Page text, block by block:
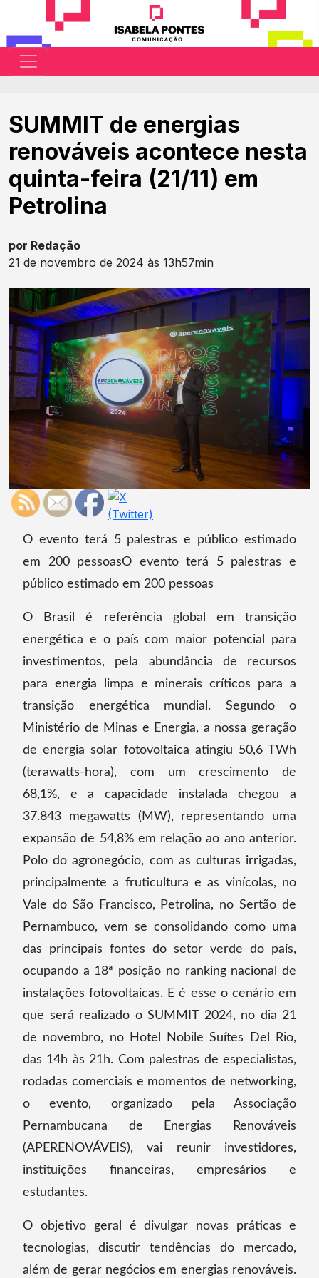
SUMMIT de energias
renováveis acontece nesta
quinta-feira (21/11) em
Petrolina
por Redação
21 de novembro de 2024 às 13h57min
O evento terá 5 palestras e público estimado
em 200 pessoasO evento terá 5 palestras e
público estimado em 200 pessoas
O Brasil é referência global em transição
energética e o país com maior potencial para
investimentos, pela abundância de recursos
para energia limpa e minerais críticos para a
transição energética mundial. Segundo o
Ministério de Minas e Energia, a nossa geração
de energia solar fotovoltaica atingiu 50,6 TWh
(terawatts-hora), com um crescimento de
68,1%, e a capacidade instalada chegou a
37.843 megawatts (MW), representando uma
expansão de 54,8% em relação ao ano anterior.
Polo do agronegócio, com as culturas irrigadas,
principalmente a fruticultura e as vinícolas, no
Vale do São Francisco, Petrolina, no Sertão de
Pernambuco, vem se consolidando como uma
das principais fontes do setor verde do país,
ocupando a 18ª posição no ranking nacional de
instalações fotovoltaicas. E é esse o cenário em
que será realizado o SUMMIT 2024, no dia 21
de novembro, no Hotel Nobile Suítes Del Rio,
das 14h às 21h. Com palestras de especialistas,
rodadas comerciais e momentos de networking,
o evento, organizado pela Associação
Pernambucana de Energias Renováveis
(APERENOVÁVEIS), vai reunir investidores,
instituições financeiras, empresários e
estudantes.
O objetivo geral é divulgar novas práticas e
tecnologias, discutir tendências do mercado,
além de gerar negócios em energias renováveis.